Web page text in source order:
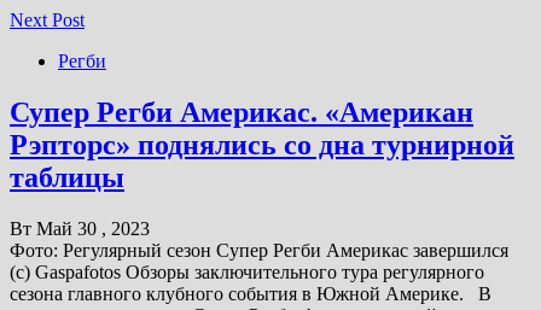
Next Post
Регби
Супер Регби Америкас. «Американ
Рэпторс» поднялись со дна турнирной
таблицы
Вт Май 30 , 2023
Фото: Регулярный сезон Супер Регби Америкас завершился
(с) Gaspafotos Обзоры заключительного тура регулярного
сезона главного клубного события в Южной Америке. В